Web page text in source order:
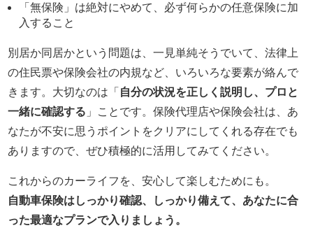
「無保険」は絶対にやめて、必ず何らかの任意保険に加
入すること
別居か同居かという問題は、一見単純そうでいて、法律上
の住民票や保険会社の内規など、いろいろな要素が絡んで
きます。大切なのは「 自分の状況を正しく説明し、プロと
一緒に確認する 」ことです。保険代理店や保険会社は、あ
なたが不安に思うポイントをクリアにしてくれる存在でも
ありますので、ぜひ積極的に活用してみてください。
これからのカーライフを、安心して楽しむためにも。
自動車保険はしっかり確認、しっかり備えて、あなたに合
った最適なプランで入りましょう。